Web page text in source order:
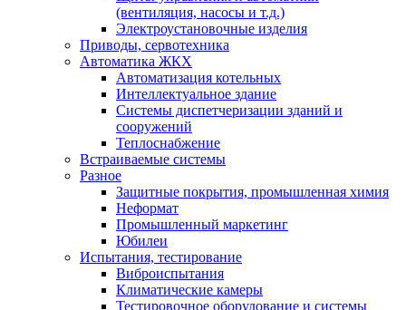
(вентиляция, насосы и т.д.)
Электроустановочные изделия
Приводы, сервотехника
Автоматика ЖКХ
Автоматизация котельных
Интеллектуальное здание
Системы диспетчеризации зданий и
сооружений
Теплоснабжение
Встраиваемые системы
Разное
Защитные покрытия, промышленная химия
Неформат
Промышленный маркетинг
Юбилеи
Испытания, тестирование
Виброиспытания
Климатические камеры
Тестировочное оборудование и системы